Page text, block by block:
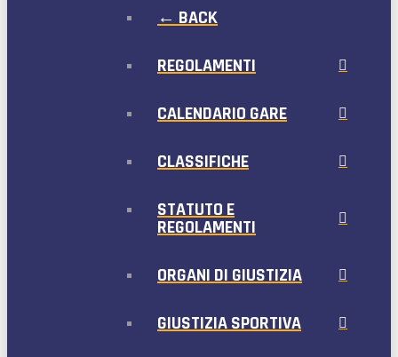
← BACK
REGOLAMENTI
CALENDARIO GARE
CLASSIFICHE
STATUTO E
REGOLAMENTI
ORGANI DI GIUSTIZIA
GIUSTIZIA SPORTIVA